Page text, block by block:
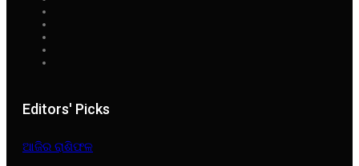
Editors' Picks
ଆଜିର ରାଶିଫଳ